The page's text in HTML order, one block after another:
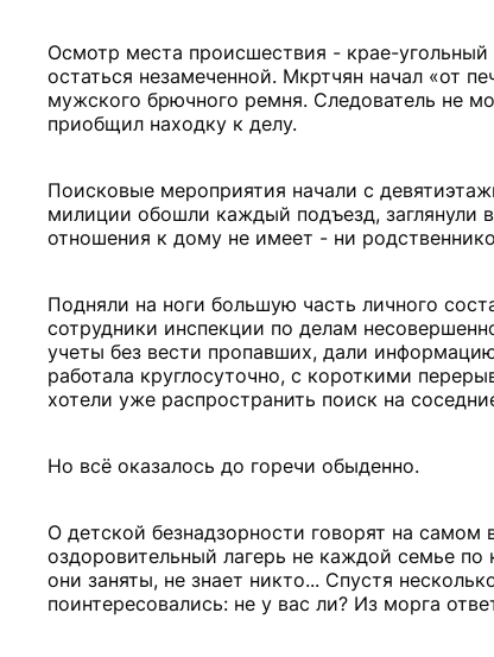
Осмотр места происшествия - крае-
остаться незамеченной. Мкртчян начал «от
мужского брючного ремня. Следователь не
приобщил находку к делу.
Поисковые мероприятия начали с
милиции обошли каждый подъезд, заглянули
отношения к дому не имеет - ни
Подняли на ноги большую часть личного
сотрудники инспекции по делам
учеты без вести пропавших, дали
работала круглосуточно, с короткими
хотели уже распространить поиск на
Но всё оказалось до горечи обыденно.
О детской безнадзорности говорят на
оздоровительный лагерь не каждой семье
они заняты, не знает никто... Спустя
поинтересовались: не у вас ли? Из морга